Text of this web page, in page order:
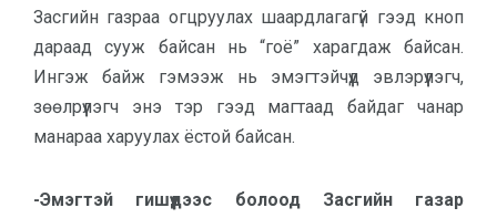
Засгийн газраа огцруулах шаардлагагүй гээд кноп
дараад сууж байсан нь “гоё” харагдаж байсан.
Ингэж байж гэмээж нь эмэгтэйчүүд эвлэрүүлэгч,
зөөлрүүлэгч энэ тэр гээд магтаад байдаг чанар
манараа харуулах ёстой байсан.
-Эмэгтэй гишүүдээс болоод Засгийн газар